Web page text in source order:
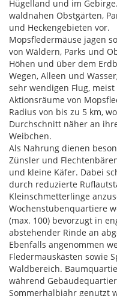
Hügelland und im
waldnahen Obstgärten,
und Heckengebieten vor.
Mopsfledermäuse jagen
von Wäldern, Parks und
Höhen und über dem
Wegen, Alleen und
sehr wendigen Flug,
Aktionsräume von
Radius von bis zu 5 km,
Durchschnitt näher an
Weibchen.
Als Nahrung dienen
Zünsler und
und kleine Käfer. Dabei
durch reduzierte
Kleinschmetterlinge
Wochenstubenquartiere
(max. 100) bevorzugt in
abstehender Rinde an
Ebenfalls angenommen
Fledermauskästen sowie
Waldbereich.
während
Sommerhalbjahr genutzt